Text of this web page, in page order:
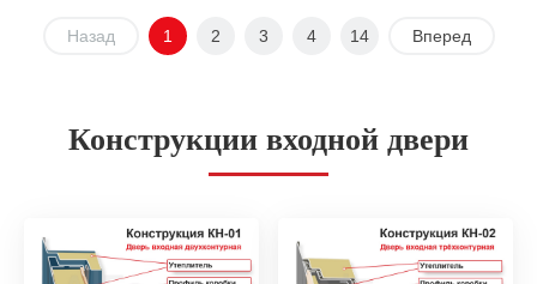
Назад 1 2 3 4 14 Вперед
Конструкции входной двери